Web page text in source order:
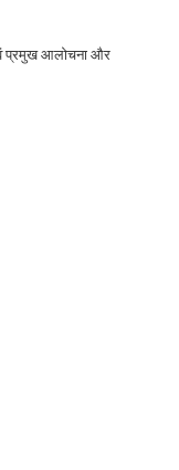
प्रमुख आलोचना और